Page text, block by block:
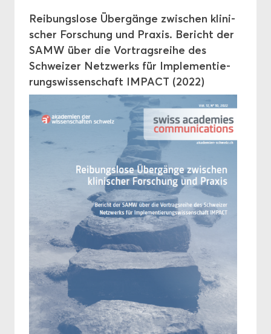
Rei­bungs­lo­se Über­gän­ge zwi­schen kli­ni­
scher For­schung und Pra­xis. Be­richt der
SAMW über die Vor­trags­rei­he des
Schwei­zer Netz­werks für Im­ple­men­tie­
rungs­wis­sen­schaft IM­PACT (2022)